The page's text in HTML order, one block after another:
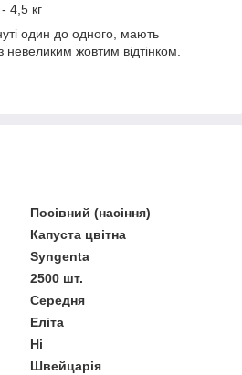
4,5 кг
один до одного, мають
невеликим жовтим відтінком.
Посівний (насіння)
Капуста цвітна
Syngenta
2500 шт.
Середня
Еліта
Ні
Швейцарія